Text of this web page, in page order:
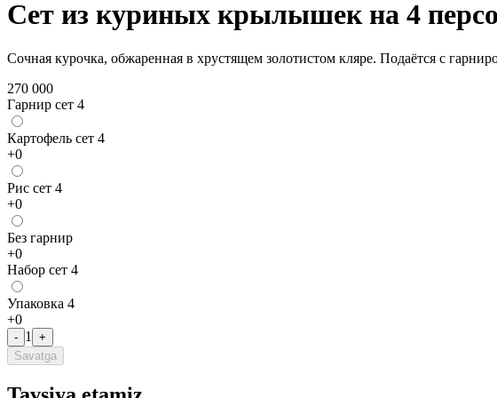
Сет из куриных крылышек на 4
Сочная курочка, обжаренная в хрустящем золотистом кляре. Подаётся с
270 000
Гарнир сет 4
Картофель сет 4
+0
Рис сет 4
+0
Без гарнир
+0
Набор сет 4
Упаковка 4
+0
- 1
+
Savatga